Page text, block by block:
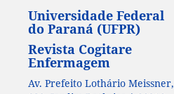
Universidade Federal
do Paraná (UFPR)
Revista Cogitare
Enfermagem
Av. Prefeito Lothário Meissner,